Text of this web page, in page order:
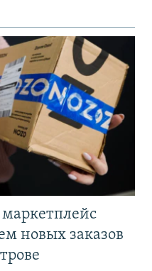
новых заказов